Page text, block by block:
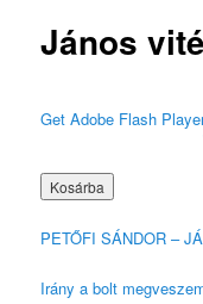
János
Get Adobe Flash
PETŐFI SÁNDOR –
Irány a bolt